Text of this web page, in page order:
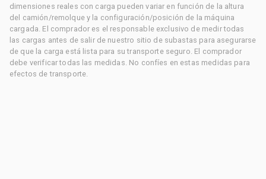
dimensiones reales con carga pueden variar en función de la altura
del camión/remolque y la configuración/posición de la máquina
cargada. El comprador es el responsable exclusivo de medir todas
las cargas antes de salir de nuestro sitio de subastas para asegurarse
de que la carga está lista para su transporte seguro. El comprador
debe verificar todas las medidas. No confíes en estas medidas para
efectos de transporte.